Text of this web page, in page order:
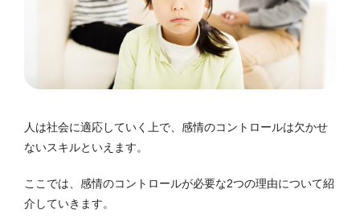
人は社会に適応していく上で、感情のコントロールは欠かせ
ないスキルといえます。
ここでは、感情のコントロールが必要な2つの理由について紹
介していきます。